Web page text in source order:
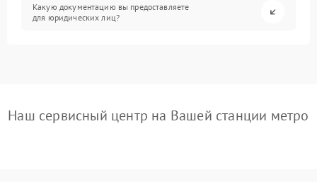
Какую документацию вы предоставляете
для юридических лиц?
Наш сервисный центр на Вашей станции метро